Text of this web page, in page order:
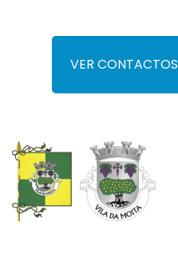
VER CONTACTOS